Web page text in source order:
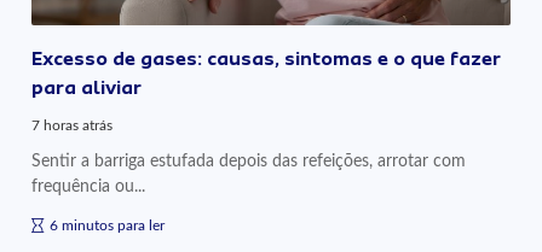
Excesso de gases: causas, sintomas e o que fazer
para aliviar
7 horas atrás
Sentir a barriga estufada depois das refeições, arrotar com
frequência ou...
6 minutos para ler